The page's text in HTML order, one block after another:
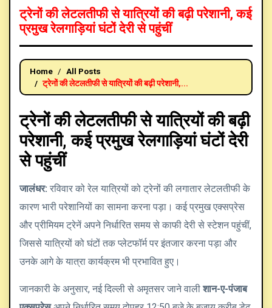
ट्रेनों की लेटलतीफी से यात्रियों की बढ़ी परेशानी, कई
प्रमुख रेलगाड़ियां घंटों देरी से पहुंचीं
Home
All Posts
ट्रेनों की लेटलतीफी से यात्रियों की बढ़ी परेशानी,...
ट्रेनों की लेटलतीफी से यात्रियों की बढ़ी
परेशानी, कई प्रमुख रेलगाड़ियां घंटों देरी
से पहुंचीं
जालंधर: रविवार को रेल यात्रियों को ट्रेनों की लगातार लेटलतीफी के
कारण भारी परेशानियों का सामना करना पड़ा। कई प्रमुख एक्सप्रेस
और प्रीमियम ट्रेनें अपने निर्धारित समय से काफी देरी से स्टेशन पहुंचीं,
जिससे यात्रियों को घंटों तक प्लेटफॉर्म पर इंतजार करना पड़ा और
उनके आगे के यात्रा कार्यक्रम भी प्रभावित हुए।
जानकारी के अनुसार, नई दिल्ली से अमृतसर जाने वालीशान-ए-पंजाब